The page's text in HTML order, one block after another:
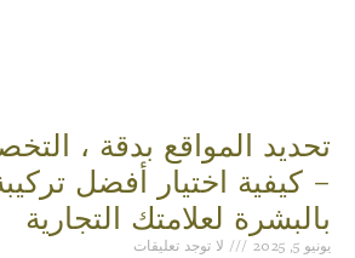
تحديد المواقع بدقة ،
– كيفية اختيار أفضل
بالبشرة لعلامتك التجارية
يونيو 5, 2025 لا توجد تعليقات